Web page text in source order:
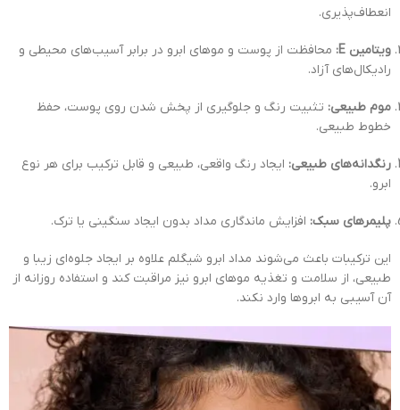
انعطاف‌پذیری.
ویتامین E:
محافظت از پوست و موهای ابرو در برابر آسیب‌های محیطی و
رادیکال‌های آزاد.
موم طبیعی: تثبیت رنگ و جلوگیری از پخش شدن روی پوست، حفظ
خطوط طبیعی.
رنگدانه‌های طبیعی: ایجاد رنگ واقعی، طبیعی و قابل ترکیب برای هر نوع
ابرو.
پلیمرهای سبک: افزایش ماندگاری مداد بدون ایجاد سنگینی یا ترک.
این ترکیبات باعث می‌شوند مداد ابرو شیگلم علاوه بر ایجاد جلوه‌ای زیبا و
طبیعی، از سلامت و تغذیه موهای ابرو نیز مراقبت کند و استفاده روزانه از
آن آسیبی به ابروها وارد نکند.